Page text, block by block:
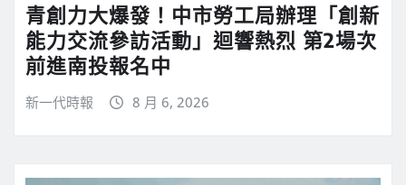
青創力大爆發！中市勞工局辦理「創新
能力交流參訪活動」迴響熱烈 第2場次
前進南投報名中
新一代時報 8 月 6, 2026